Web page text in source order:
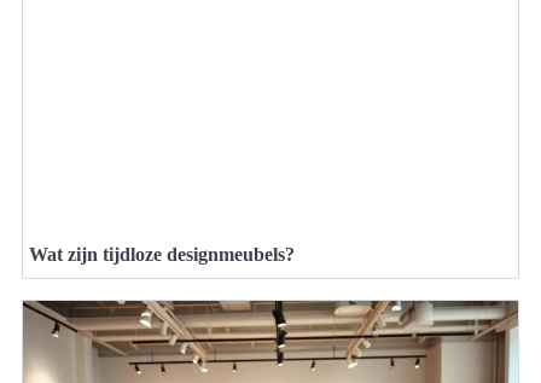
Wat zijn tijdloze designmeubels?